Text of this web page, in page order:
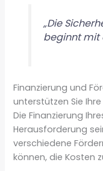
„Die
beginnt mit
Finanzierung und
unterstützen Sie
Die Finanzierung
Herausforderung
verschiedene
können, die Kosten